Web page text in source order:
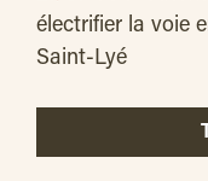
électrifier la voie
Saint-Lyé